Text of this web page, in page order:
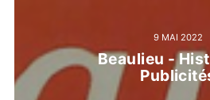
9 MAI 2022
Beaulieu -